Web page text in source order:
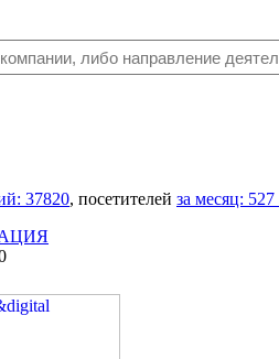
37820, посетителей за месяц: 527